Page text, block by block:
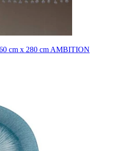
cm x 280 cm AMBITION